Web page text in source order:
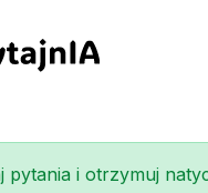
pytania i otrzymuj